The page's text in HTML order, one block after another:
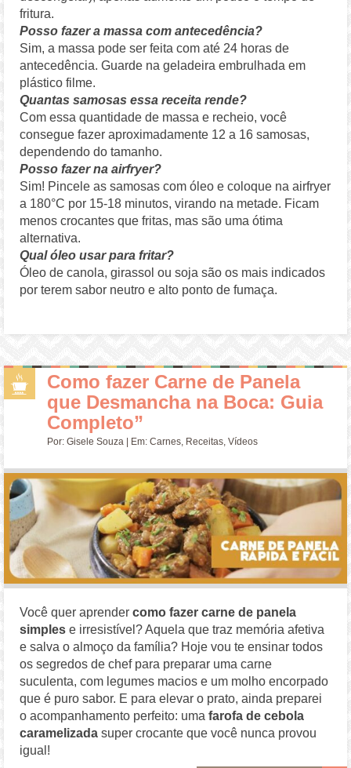
fritura.
Posso fazer a massa com antecedência?
Sim, a massa pode ser feita com até 24 horas de
antecedência. Guarde na geladeira embrulhada em
plástico filme.
Quantas samosas essa receita rende?
Com essa quantidade de massa e recheio, você
consegue fazer aproximadamente 12 a 16 samosas,
dependendo do tamanho.
Posso fazer na airfryer?
Sim! Pincele as samosas com óleo e coloque na airfryer
a 180°C por 15-18 minutos, virando na metade. Ficam
menos crocantes que fritas, mas são uma ótima
alternativa.
Qual óleo usar para fritar?
Óleo de canola, girassol ou soja são os mais indicados
por terem sabor neutro e alto ponto de fumaça.
Como fazer Carne de Panela
que Desmancha na Boca: Guia
Completo”
Por:Gisele Souza | Em:Carnes, Receitas,Vídeos
Você quer aprendercomo fazer carne de panela
simples e irresistível? Aquela que traz memória afetiva
e salva o almoço da família? Hoje vou te ensinar todos
os segredos de chef para preparar uma carne
suculenta, com legumes macios e um molho encorpado
que é puro sabor. E para elevar o prato, ainda preparei
o acompanhamento perfeito: umafarofa de cebola
caramelizada super crocante que você nunca provou
igual!